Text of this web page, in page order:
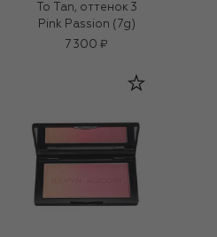
To Tan, оттенок 3
Pink Passion (7g)
7 300 ₽